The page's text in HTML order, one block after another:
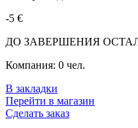
-5 €
ДО ЗАВЕРШЕНИЯ
Компания: 0 чел.
В закладки
Перейти в магазин
Сделать заказ